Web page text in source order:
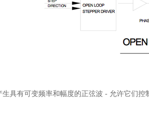
具有可变频率和幅度的正弦波 - 允许它们控